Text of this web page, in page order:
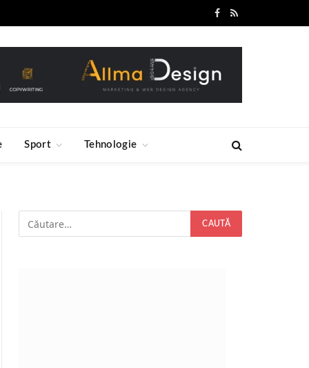
Facebook
RSS
Sport Tehnologie